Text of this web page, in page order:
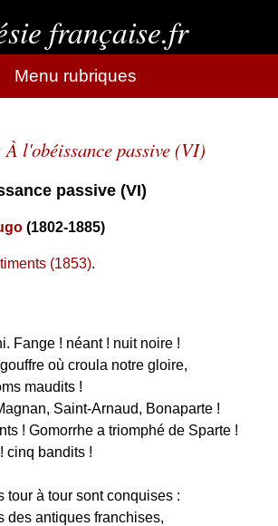
française.fr
Menu rubriques
À l'obéissance passive (VI)
passive (VI)
(1802-1885)
(1853).
Fange ! néant ! nuit noire !
où croula notre gloire,
maudits !
Saint-Arnaud, Bonaparte !
! Gomorrhe a triomphé de Sparte !
cinq bandits !
tour à tour sont conquises :
des antiques franchises,